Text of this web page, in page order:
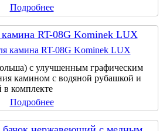
Подробнее
RT-08G Kominek LUX
с улучшенным графическим
камином с водяной рубашкой и
в комплекте
Подробнее